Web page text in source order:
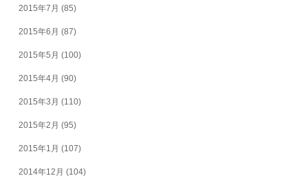
2015年7月 (85)
2015年6月 (87)
2015年5月 (100)
2015年4月 (90)
2015年3月 (110)
2015年2月 (95)
2015年1月 (107)
2014年12月 (104)